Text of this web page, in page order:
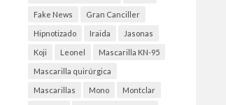
Fake News Gran Canciller
Hipnotizado Iraida Jasonas
Koji Leonel Mascarilla KN-95
Mascarilla quirúrgica
Mascarillas Mono Montclar